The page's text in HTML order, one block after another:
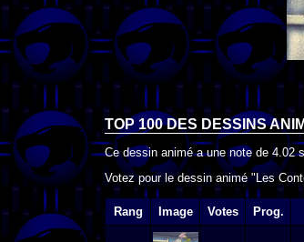
TOP 100 DES DESSINS
Ce dessin animé a une note de 4.02
Votez pour le dessin animé "Les
Rang Image Votes Prog.